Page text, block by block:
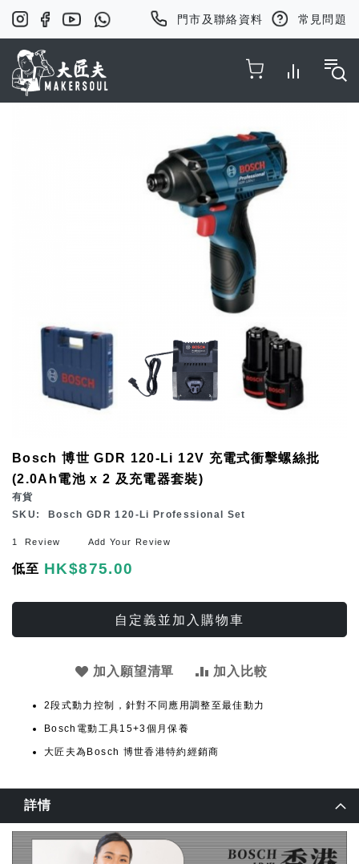
門市及聯絡資料 常見問題
Bosch 博世 GDR 120-Li 12V 充電式衝擊螺絲批
(2.0Ah電池 x 2 及充電器套裝)
有貨
SKU
Bosch GDR 120-Li Professional Set
1 Review Add Your Review
低至 HK$875.00
自定義並加入購物車
加入願望清單 加入比較
2段式動力控制，針對不同應用調整至最佳動力
Bosch電動工具15+3個月保養
大匠夫為Bosch 博世香港特約經銷商
the
beginning
images
詳情